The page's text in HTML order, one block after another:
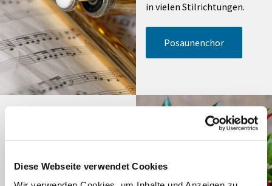
Diese Webseite verwendet Cookies
in vielen Stilrichtungen.
Posaunenchor
Alle 14 Tage mittwochs von